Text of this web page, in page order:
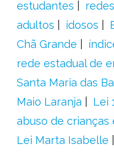
estudantes
adultos
idosos
Chã Grande
rede estadual de
Santa Maria das
Maio Laranja
Lei
abuso de crianças
Lei Marta Isabelle